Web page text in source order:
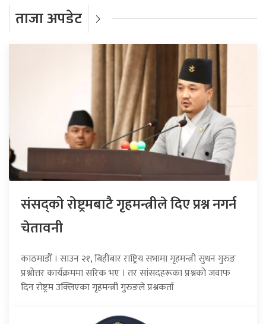
ताजा अपडेट
संसद्को रोष्ट्रमबाटै गृहमन्त्रीले दिए प्रश्न नगर्न
चेतावनी
काठमाडौँ । साउन २१, बिहीबार राष्ट्रिय सभामा गृहमन्त्री सुधन गुरुङ
प्रश्नोत्तर कार्यक्रममा सरिक भए । तर सांसदहरूका प्रश्नको जवाफ
दिन रोष्ट्रम उक्लिएका गृहमन्त्री गुरुङले प्रश्नकर्ता